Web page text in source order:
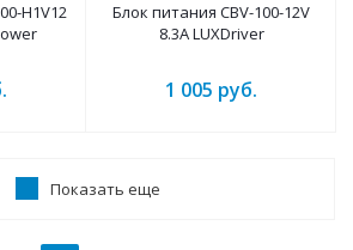
H1V12
Блок питания CBV-100-12V
8.3А LUXDriver
1 005 руб.
Показать еще